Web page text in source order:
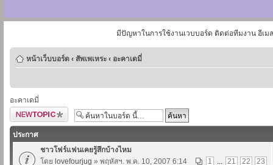
มีปัญหาในการใช้งานเวบบอร์ด ติดต่อทีมงาน อีเม
หน้าเว็บบอร์ด ‹ สัพเพเหระ ‹ อะคาเดมี่
อะคาเดมี่
ตั้งกระทู้ใหม่
ประกาศ
ชาวโฟร์แฟนเคยรู้สึกบ้างไหม
1
... 21 22 23
โดย lovefourjug » พฤหัสฯ. พ.ค. 10, 2007 6:14